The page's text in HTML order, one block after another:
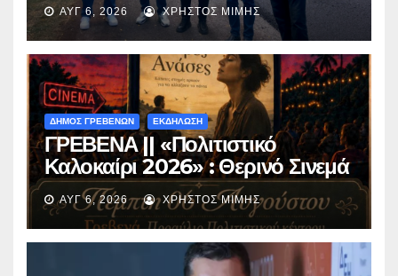
Περιβόλι – Αβδέλλα
ΑΥΓ 6, 2026 ΧΡΉΣΤΟΣ ΜΊΜΗΣ
ΔΗΜΟΣ ΓΡΕΒΕΝΩΝ ΕΚΔΗΛΩΣΗ
ΓΡΕΒΕΝΑ || «Πολιτιστικό
Καλοκαίρι 2026» : Θερινό Σινεμά
με την βραβευμένη ταινία
«Μικρές Ανάσες».
ΑΥΓ 6, 2026 ΧΡΉΣΤΟΣ ΜΊΜΗΣ